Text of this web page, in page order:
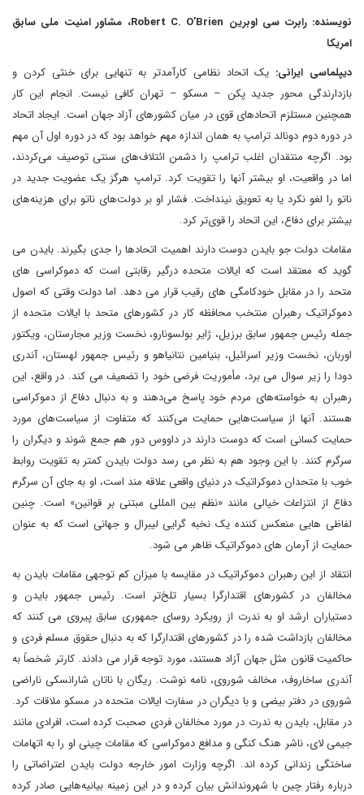
نویسنده: رابرت سی اوبرین Robert C. O’Brien، مشاور امنیت ملی سابق
امریکا
دیپلماسی ایرانی: یک اتحاد نظامی کارآمدتر به تنهایی برای خنثی کردن و
بازدارندگی محور جدید پکن – مسکو – تهران کافی نیست. انجام این کار
همچنین مستلزم اتحادهای قوی در میان کشورهای آزاد جهان است. ایجاد اتحاد
در دوره دوم دونالد ترامپ به همان اندازه مهم خواهد بود که در دوره اول آن مهم
بود. اگرچه منتقدان اغلب ترامپ را دشمن ائتلاف‌های سنتی توصیف می‌کردند،
اما در واقعیت، او بیشتر آنها را تقویت کرد. ترامپ هرگز یک عضویت جدید در
ناتو را لغو نکرد یا به تعویق نینداخت. فشار او بر دولت‌های ناتو برای هزینه‌های
بیشتر برای دفاع، این اتحاد را قوی‌تر کرد.
مقامات دولت جو بایدن دوست دارند اهمیت اتحادها را جدی بگیرند. بایدن می
گوید که معتقد است که ایالات متحده درگیر رقابتی است که دموکراسی های
متحد را در مقابل خودکامگی های رقیب قرار می دهد. اما دولت وقتی که اصول
دموکراتیک رهبران منتخب محافظه کار در کشورهای متحد با ایالات متحده از
جمله رئیس جمهور سابق برزیل، ژایر بولسونارو، نخست وزیر مجارستان، ویکتور
اوربان، نخست وزیر اسرائیل، بنیامین نتانیاهو و رئیس جمهور لهستان، آندری
دودا را زیر سوال می برد، مأموریت فرضی خود را تضعیف می کند. در واقع، این
رهبران به خواسته‌های مردم خود پاسخ می‌دهند و به دنبال دفاع از دموکراسی
هستند. آنها از سیاست‌هایی حمایت می‌کنند که متفاوت از سیاست‌های مورد
حمایت کسانی است که دوست دارند در داووس دور هم جمع شوند و دیگران را
سرگرم کنند. با این وجود هم به نظر می رسد دولت بایدن کمتر به تقویت روابط
خوب با متحدان دموکراتیک در دنیای واقعی علاقه مند است، او به جای آن سرگرم
دفاع از انتزاعات خیالی مانند «نظم بین المللی مبتنی بر قوانین» است. چنین
لفاظی هایی منعکس کننده یک نخبه گرایی لیبرال و جهانی است که به عنوان
حمایت از آرمان های دموکراتیک ظاهر می شود.
انتقاد از این رهبران دموکراتیک در مقایسه با میزان کم توجهی مقامات بایدن به
مخالفان در کشورهای اقتدارگرا بسیار تلخ‌تر است. رئیس جمهور بایدن و
دستیاران ارشد او به ندرت از رویکرد روسای جمهوری سابق پیروی می کنند که
مخالفان بازداشت شده را در کشورهای اقتدارگرا که به دنبال حقوق مسلم فردی و
حاکمیت قانون مثل جهان آزاد هستند، مورد توجه قرار می دادند. کارتر شخصاً به
آندری ساخاروف، مخالف شوروی، نامه نوشت. ریگان با ناتان شارانسکی ناراضی
شوروی در دفتر بیضی و با دیگران در سفارت ایالات متحده در مسکو ملاقات کرد.
در مقابل، بایدن به ندرت در مورد مخالفان فردی صحبت کرده است، افرادی مانند
جیمی لای، ناشر هنگ کنگی و مدافع دموکراسی که مقامات چینی او را به اتهامات
ساختگی زندانی کرده اند. اگرچه وزارت امور خارجه دولت بایدن اعتراضاتی را
درباره رفتار چین با شهروندانش بیان کرده و در این زمینه بیانیه‌هایی صادر کرده